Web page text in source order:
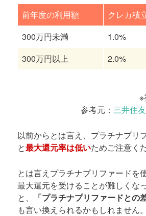
前年度の利用額
クレカ積
300万円未満
1.0%
300万円以上
2.0%
※
参考元： 三井住
以前からとは言え、プラチナプリ
と最大還元率は低いためご注意く
とは言えプラチナプリファードを
最大還元を受けることが難しくな
と、
「プラチナプリファードとの
も言い換えられるかもしれません。